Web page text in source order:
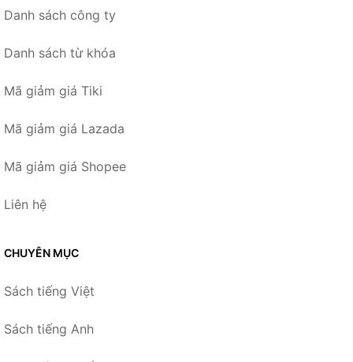
Danh sách công ty
Danh sách từ khóa
Mã giảm giá Tiki
Mã giảm giá Lazada
Mã giảm giá Shopee
Liên hệ
CHUYÊN MỤC
Sách tiếng Việt
Sách tiếng Anh